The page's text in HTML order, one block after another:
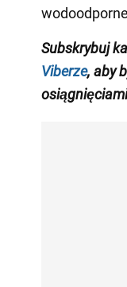
Subskrybuj
Viberze, aby
osiągnięciami